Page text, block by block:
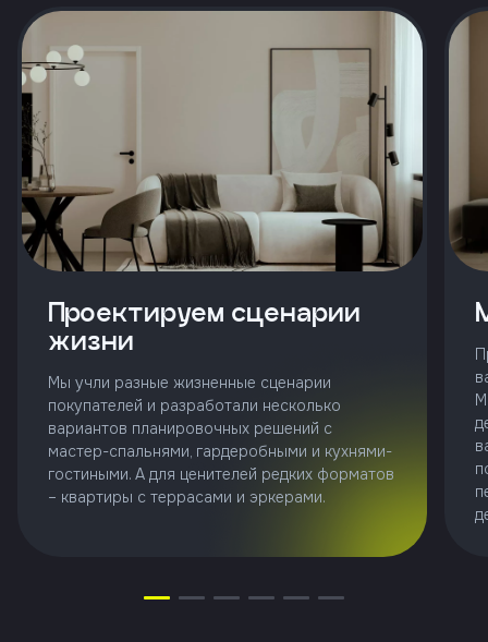
Проектируем сценарии
жизни
Мы учли разные жизненные сценарии
покупателей и разработали несколько
вариантов планировочных решений с
мастер-спальнями, гардеробными и кухнями-
гостиными. А для ценителей редких форматов
– квартиры с террасами и эркерами.
с
политики
конфиденциальности
71-10
Заказать